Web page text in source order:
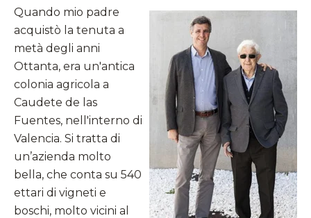
Quando mio padre
acquistò la tenuta a
metà degli anni
Ottanta, era un'antica
colonia agricola a
Caudete de las
Fuentes, nell'interno di
Valencia. Si tratta di
un’azienda molto
bella, che conta su 540
ettari di vigneti e
boschi, molto vicini al